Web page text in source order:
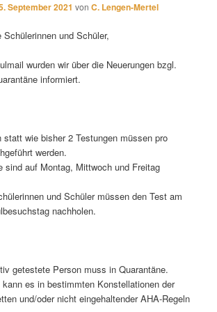
September 2021 vonC. Lengen-Mertel
und Schüler,
wurden wir über die Neuerungen bzgl.
informiert.
statt wie bisher 2 Testungen müssen pro
werden.
sind auf Montag, Mittwoch und Freitag
und Schüler müssen den Test am
nachholen.
getestete Person muss in Quarantäne.
es in bestimmten Konstellationen der
und/oder nicht eingehaltender AHA-Regeln